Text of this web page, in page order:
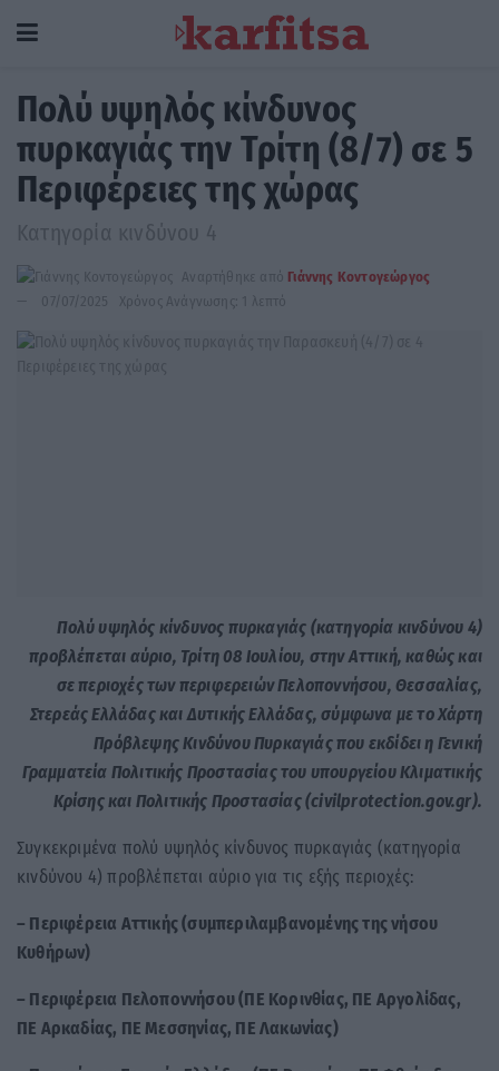
Πολύ υψηλός κίνδυνος
πυρκαγιάς την Τρίτη (8/7) σε 5
Περιφέρειες της χώρας
Κατηγορία κινδύνου 4
Αναρτήθηκε από Γιάννης Κοντογεώργος
07/07/2025
Χρόνος Ανάγνωσης: 1 λεπτό
Πολύ υψηλός κίνδυνος πυρκαγιάς (κατηγορία κινδύνου 4)
προβλέπεται αύριο, Τρίτη 08 Ιουλίου, στην Αττική, καθώς και
σε περιοχές των περιφερειών Πελοποννήσου, Θεσσαλίας,
Στερεάς Ελλάδας και Δυτικής Ελλάδας, σύμφωνα με το Χάρτη
Πρόβλεψης Κινδύνου Πυρκαγιάς που εκδίδει η Γενική
Γραμματεία Πολιτικής Προστασίας του υπουργείου Κλιματικής
Κρίσης και Πολιτικής Προστασίας (civilprotection.gov.gr).
Συγκεκριμένα πολύ υψηλός κίνδυνος πυρκαγιάς (κατηγορία
κινδύνου 4) προβλέπεται αύριο για τις εξής περιοχές:
– Περιφέρεια Αττικής (συμπεριλαμβανομένης της νήσου
Κυθήρων)
– Περιφέρεια Πελοποννήσου (ΠΕ Κορινθίας, ΠΕ Αργολίδας,
ΠΕ Αρκαδίας, ΠΕ Μεσσηνίας, ΠΕ Λακωνίας)